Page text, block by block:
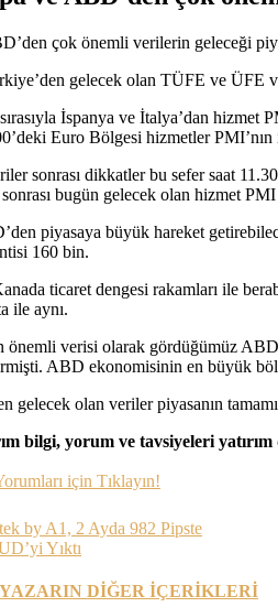
çok önemli verilerin geleceği
gelecek olan TÜFE ve
İspanya ve İtalya’dan
Euro Bölgesi hizmetler
sonrası dikkatler bu sefer saat
bugün gelecek olan hizmet
piyasaya büyük hareket
160 bin.
ticaret dengesi rakamları ile
ile aynı.
önemli verisi olarak gördüğümüz
ABD ekonomisinin en büyük
gelecek olan veriler piyasanın
bilgi, yorum ve tavsiyeleri yatırım
için Tıklayın!
by A1, 2 Ayda 982 Pipste
Yıktı
YAZARIN DİĞER İÇERİKLERİ